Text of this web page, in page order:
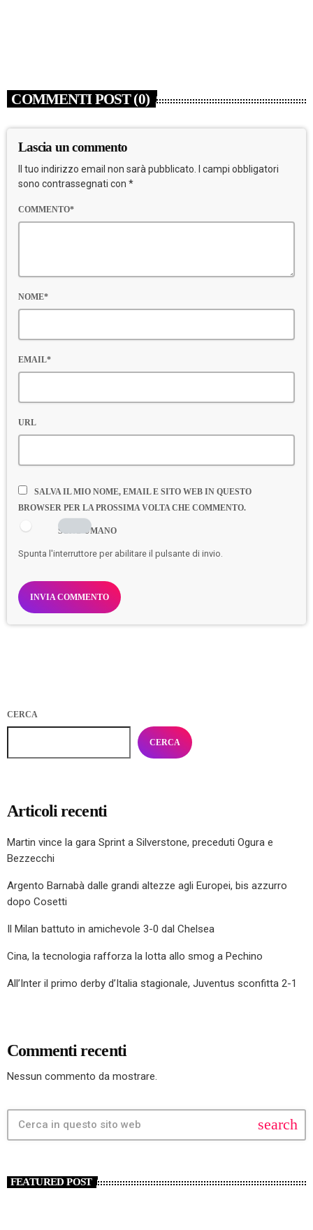
COMMENTI POST (0)
Lascia un commento
Il tuo indirizzo email non sarà pubblicato. I campi obbligatori
sono contrassegnati con *
COMMENTO*
NOME*
EMAIL*
URL
SALVA IL MIO NOME, EMAIL E SITO WEB IN QUESTO
BROWSER PER LA PROSSIMA VOLTA CHE COMMENTO.
SONO UMANO
Spunta l'interruttore per abilitare il pulsante di invio.
CERCA
CERCA
Articoli recenti
Martin vince la gara Sprint a Silverstone, preceduti Ogura e
Bezzecchi
Argento Barnabà dalle grandi altezze agli Europei, bis azzurro
dopo Cosetti
Il Milan battuto in amichevole 3-0 dal Chelsea
Cina, la tecnologia rafforza la lotta allo smog a Pechino
All’Inter il primo derby d’Italia stagionale, Juventus sconfitta 2-1
Commenti recenti
Nessun commento da mostrare.
search
FEATURED POST